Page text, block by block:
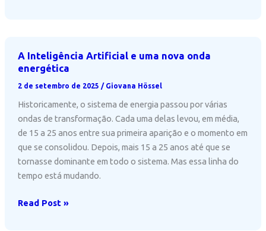
transformar
dados
dispersos
em
decisões
estratégicas
A Inteligência Artificial e uma nova onda
energética
2 de setembro de 2025 / Giovana Hössel
Historicamente, o sistema de energia passou por várias
ondas de transformação. Cada uma delas levou, em média,
de 15 a 25 anos entre sua primeira aparição e o momento em
que se consolidou. Depois, mais 15 a 25 anos até que se
tornasse dominante em todo o sistema. Mas essa linha do
tempo está mudando.
A
Read Post »